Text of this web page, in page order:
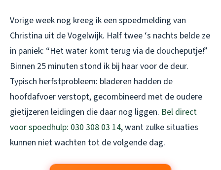
Vorige week nog kreeg ik een spoedmelding van
Christina uit de Vogelwijk. Half twee ‘s nachts belde ze
in paniek: “Het water komt terug via de doucheputje!”
Binnen 25 minuten stond ik bij haar voor de deur.
Typisch herfstprobleem: bladeren hadden de
hoofdafvoer verstopt, gecombineerd met de oudere
gietijzeren leidingen die daar nog liggen. Bel direct
voor spoedhulp: 030 308 03 14, want zulke situaties
kunnen niet wachten tot de volgende dag.